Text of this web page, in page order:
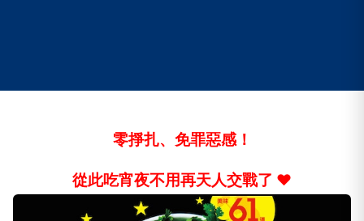
零掙扎、免罪惡感！
從此吃宵夜不用再天人交戰了 ❤